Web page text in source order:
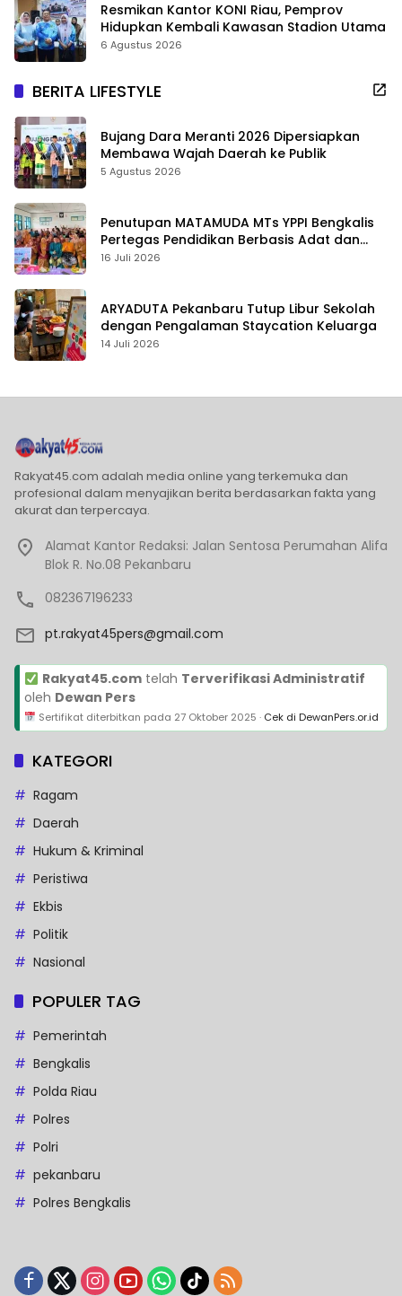
Resmikan Kantor KONI Riau, Pemprov
Hidupkan Kembali Kawasan Stadion Utama
6 Agustus 2026
BERITA LIFESTYLE
Bujang Dara Meranti 2026 Dipersiapkan
Membawa Wajah Daerah ke Publik
5 Agustus 2026
Penutupan MATAMUDA MTs YPPI Bengkalis
Pertegas Pendidikan Berbasis Adat dan
Karakter
16 Juli 2026
ARYADUTA Pekanbaru Tutup Libur Sekolah
dengan Pengalaman Staycation Keluarga
14 Juli 2026
Rakyat45.com adalah media online yang terkemuka dan
profesional dalam menyajikan berita berdasarkan fakta yang
akurat dan terpercaya.
Alamat Kantor Redaksi: Jalan Sentosa Perumahan Alifa
Blok R. No.08 Pekanbaru
082367196233
pt.rakyat45pers@gmail.com
Rakyat45.comtelah Terverifikasi Administratif
oleh Dewan Pers
Sertifikat diterbitkan pada 27 Oktober 2025 · Cek di DewanPers.or.id
KATEGORI
Ragam
Daerah
Hukum & Kriminal
Peristiwa
Ekbis
Politik
Nasional
POPULER TAG
Pemerintah
Bengkalis
Polda Riau
Polres
Polri
pekanbaru
Polres Bengkalis